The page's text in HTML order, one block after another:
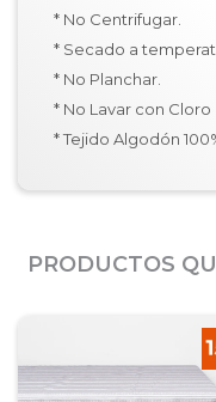
* No Centrifugar.
* Secado a
* No Planchar.
* No Lavar con Cloro
* Tejido Algodón
PRODUCTOS